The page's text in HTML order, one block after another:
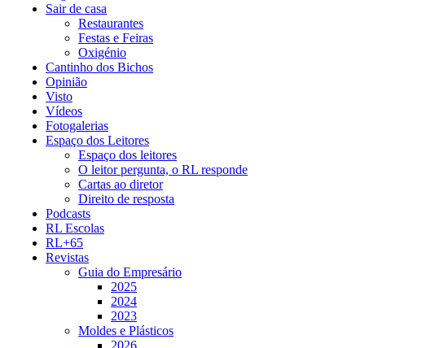
Sair de casa
Restaurantes
Festas e Feiras
Oxigénio
Cantinho dos Bichos
Opinião
Visto
Vídeos
Fotogalerias
Espaço dos Leitores
Espaço dos leitores
O leitor pergunta, o RL responde
Cartas ao diretor
Direito de resposta
Podcasts
RL Escolas
RL+65
Revistas
Guia do Empresário
2025
2024
2023
Moldes e Plásticos
2026